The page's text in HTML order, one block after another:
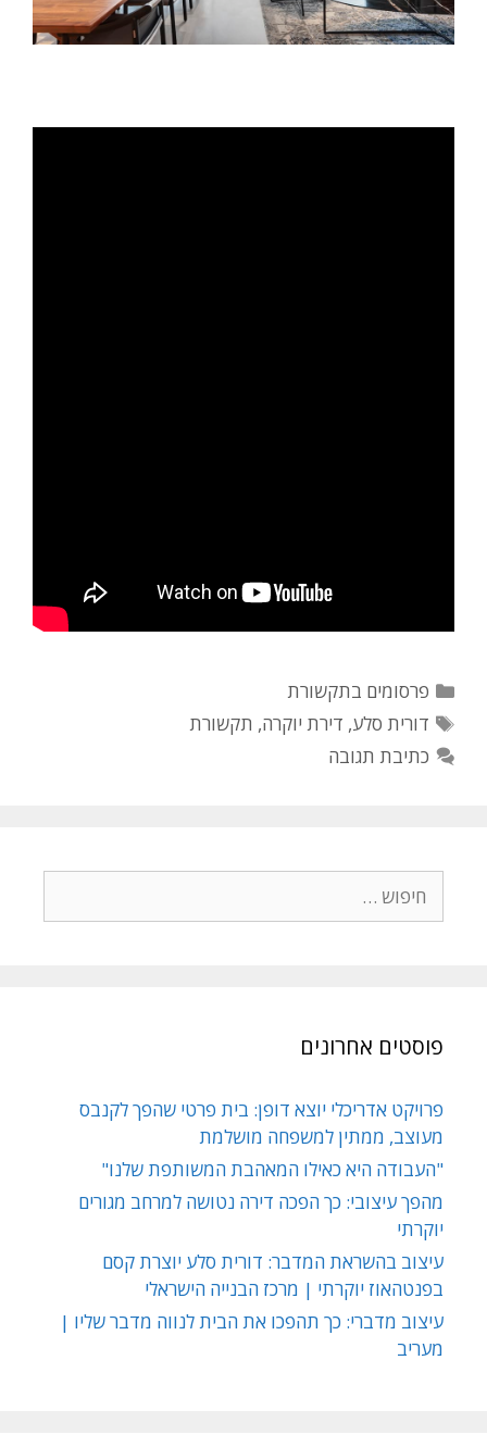
קטגוריות
פרסומים בתקשורת
תגיות
דורית סלע, דירת יוקרה, תקשורת
כתיבת תגובה
פוסטים אחרונים
פרויקט אדריכלי יוצא דופן: בית פרטי שהפך לקנבס
מעוצב, ממתין למשפחה מושלמת
"העבודה היא כאילו המאהבת המשותפת שלנו"
מהפך עיצובי: כך הפכה דירה נטושה למרחב מגורים
יוקרתי
עיצוב בהשראת המדבר: דורית סלע יוצרת קסם
בפנטהאוז יוקרתי | מרכז הבנייה הישראלי
עיצוב מדברי: כך תהפכו את הבית לנווה מדבר שליו |
מעריב